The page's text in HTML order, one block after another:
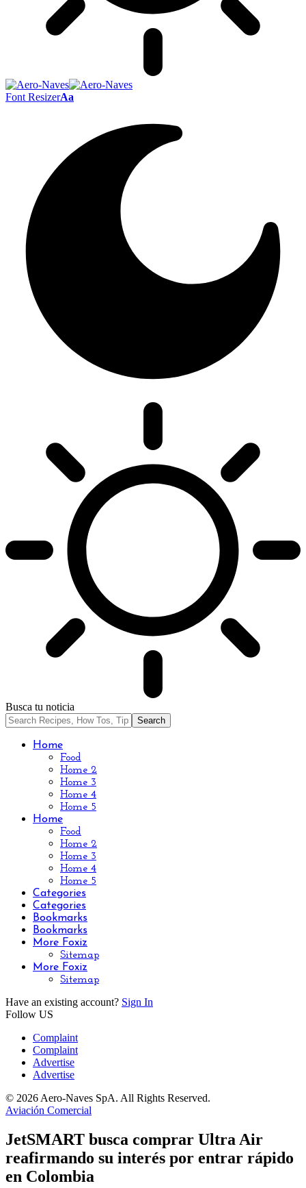
Font ResizerAa
Busca tu noticia
Home
Food
Home 2
Home 3
Home 4
Home 5
Home
Food
Home 2
Home 3
Home 4
Home 5
Categories
Categories
Bookmarks
Bookmarks
More Foxiz
Sitemap
More Foxiz
Sitemap
Have an existing account? Sign In
Follow US
Complaint
Complaint
Advertise
Advertise
© 2026 Aero-Naves SpA. All Rights Reserved.
Aviación Comercial
JetSMART busca comprar Ultra Air
reafirmando su interés por entrar rápido
en Colombia